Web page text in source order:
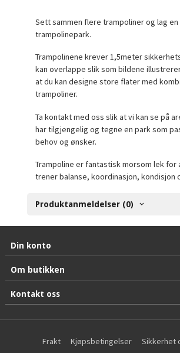
Sett sammen flere trampoliner og lag
trampolinepark.
Trampolinene krever 1,5meter
kan overlappe slik som bildene
at du kan designe store flater med
trampoliner.
Ta kontakt med oss slik at vi kan se på
har tilgjengelig og tegne en park som
behov og ønsker.
Trampoline er fantastisk morsom lek for
trener balanse, koordinasjon, kondisjon
Produktanmeldelser (0)
Din konto
Om butikken
Kontakt oss
Frakt Kjøpsbetingelser Sikkerhet